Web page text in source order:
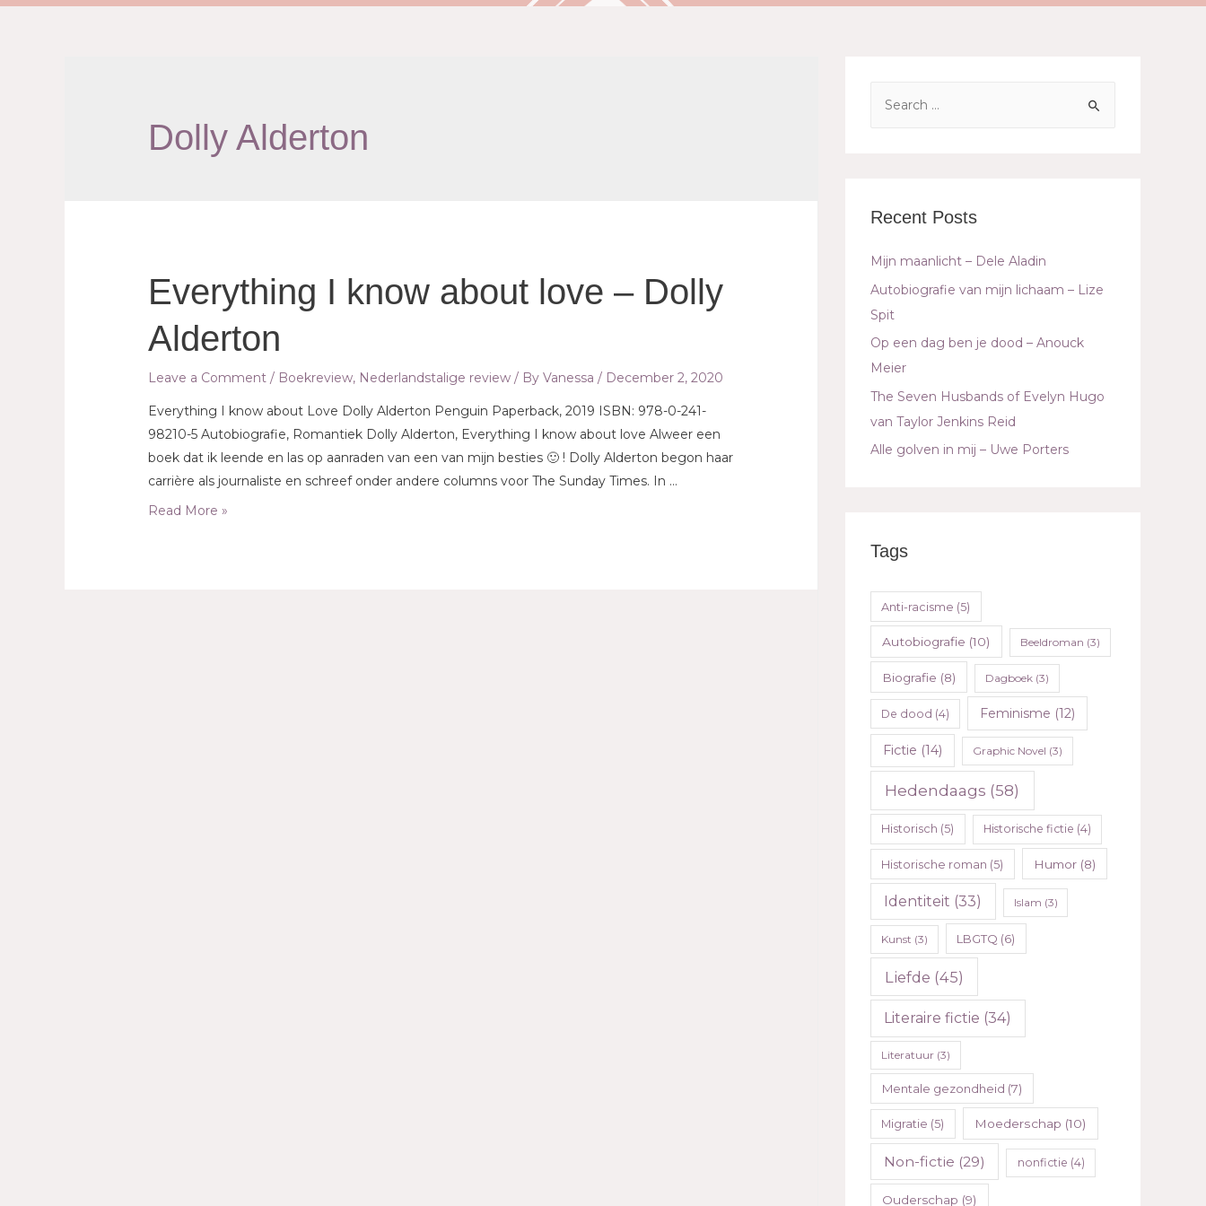
Dolly Alderton
Everything I know about love – Dolly
Alderton
Leave a Comment / Boekreview, Nederlandstalige review / ByVanessa / December 2, 2020
Everything I know about Love Dolly Alderton Penguin Paperback, 2019 ISBN: 978-0-241-
98210-5 Autobiografie, Romantiek Dolly Alderton, Everything I know about love Alweer een
boek dat ik leende en las op aanraden van een van mijn besties 🙂 ! Dolly Alderton begon haar
carrière als journaliste en schreef onder andere columns voor The Sunday Times. In …
Read More »
Recent Posts
Mijn maanlicht – Dele Aladin
Autobiografie van mijn lichaam – Lize
Spit
Op een dag ben je dood – Anouck
Meier
The Seven Husbands of Evelyn Hugo
van Taylor Jenkins Reid
Alle golven in mij – Uwe Porters
Tags
Anti-racisme (5)
Autobiografie (10) Beeldroman (3)
Biografie (8) Dagboek (3)
De dood (4) Feminisme (12)
Fictie (14) Graphic Novel (3)
Hedendaags (58)
Historisch (5) Historische fictie (4)
Historische roman (5) Humor (8)
Identiteit (33) Islam (3)
Kunst (3) LBGTQ (6)
Liefde (45)
Literaire fictie (34)
Literatuur(3)
Mentale gezondheid (7)
Migratie (5) Moederschap (10)
Non-fictie (29) nonfictie (4)
Ouderschap (9)